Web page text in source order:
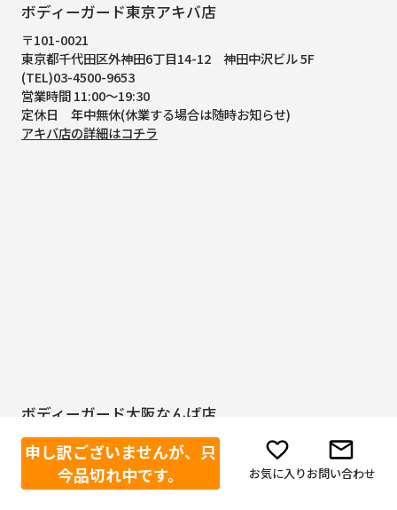
申し訳ございませんが、只
今品切れ中です。
お気に入りお問い合わせ
ボディーガード東京アキバ店
〒101-0021
東京都千代田区外神田6丁目14-12 神田中沢ビル 5F
(TEL)03-4500-9653
営業時間 11:00～19:30
定休日 年中無休(休業する場合は随時お知らせ)
アキバ店の詳細はコチラ
ボディーガード大阪なんば店
〒542-0071
大阪府大阪市中央区道頓堀2-1-1フルーツタワービル3F
(TEL) 06-4400-0559